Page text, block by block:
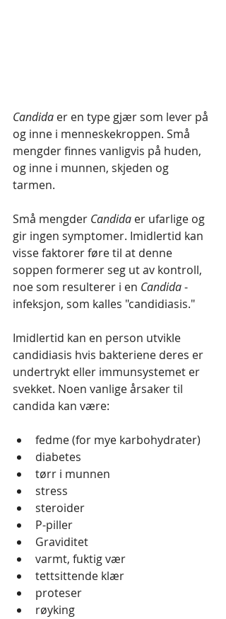
Candida er en type gjær som lever på
og inne i menneskekroppen. Små
mengder finnes vanligvis på huden,
og inne i munnen, skjeden og
tarmen.
Små mengder Candida er ufarlige og
gir ingen symptomer. Imidlertid kan
visse faktorer føre til at denne
soppen formerer seg ut av kontroll,
noe som resulterer i en Candida -
infeksjon, som kalles "candidiasis."
Imidlertid kan en person utvikle
candidiasis hvis bakteriene deres er
undertrykt eller immunsystemet er
svekket. Noen vanlige årsaker til
candida kan være:
fedme (for mye karbohydrater)
diabetes
tørr i munnen
stress
steroider
P-piller
Graviditet
varmt, fuktig vær
tettsittende klær
proteser
røyking